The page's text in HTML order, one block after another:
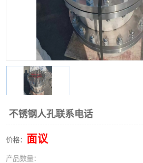
不锈钢人孔联系电话
价格： 面议
产品数量：